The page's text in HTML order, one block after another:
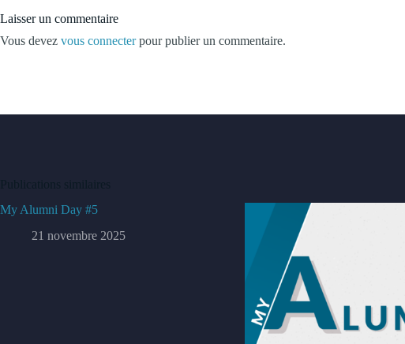
Laisser un commentaire
Vous devez vous connecterpour publier un commentaire.
My Alumni Day #5
21 novembre 2025